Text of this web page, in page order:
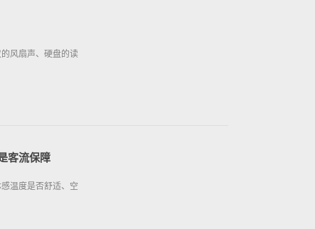
风扇声、硬盘的读
客流保障
温度是否舒适、空